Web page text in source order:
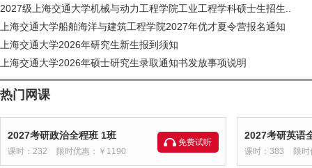
2027级上海交通大学机械与动力工程学院工业工程学科硕士生招生..
上海交通大学船舶海洋与建筑工程学院2027年优才夏令营报名通知
上海交通大学2026年研究生新生报到须知
上海交通大学2026年硕士研究生录取通知书发放事项说明
热门网课
2027考研政治全程班 1班
课时：232 限时优惠：￥1190
免费试听
2027考研英语
课时：383 限